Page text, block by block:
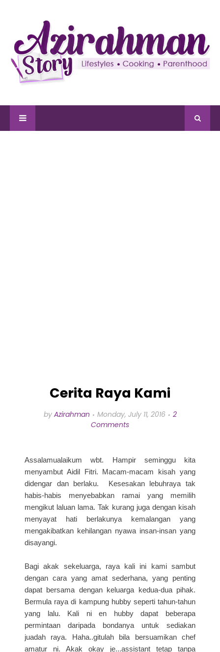
Cerita Raya Kami
by Azirahman Monday, July 11, 2016
2
Comments
Assalamualaikum wbt. Hampir seminggu kita
menyambut Aidil Fitri. Macam-macam kisah yang
didengar dan berlaku. Kesesakan lebuhraya tak
habis-habis menyebabkan ramai yang memilih
mengikut laluan lama. Tak kurang juga dengan kisah
menyayat hati berlakunya kemalangan yang
mengakibatkan kehilangan nyawa insan-insan yang
disayangi.
Bagi akak sekeluarga, raya kali ini kami sambut
dengan cara yang amat sederhana, yang penting
dapat bersama dengan keluarga kedua-dua pihak.
Bermula raya di kampung hubby seperti tahun-tahun
yang lalu. Kali ni en hubby dapat beberapa
permintaan daripada bondanya untuk sediakan
juadah raya. Haha..gitulah bila bersuamikan chef
amatur ni. Akak okay je...assistant tetap tanpa